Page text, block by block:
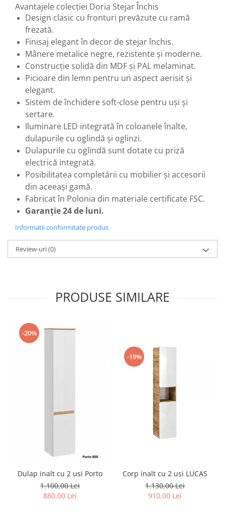
Avantajele colecției Doria Stejar Închis
Design clasic cu fronturi prevăzute cu ramă
frezată.
Finisaj elegant în decor de stejar închis.
Mânere metalice negre, rezistente și moderne.
Construcție solidă din MDF și PAL melaminat.
Picioare din lemn pentru un aspect aerisit și
elegant.
Sistem de închidere soft-close pentru uși și
sertare.
Iluminare LED integrată în coloanele înalte,
dulapurile cu oglindă și oglinzi.
Dulapurile cu oglindă sunt dotate cu priză
electrică integrată.
Posibilitatea completării cu mobilier și accesorii
din aceeași gamă.
Fabricat în Polonia din materiale certificate FSC.
Garanție 24 de luni.
Informatii conformitate produs
Review-uri(0)
PRODUSE SIMILARE
-20%
Dulap inalt cu 2 usi Porto
1.100,00 Lei
880,00 Lei
-19%
Corp inalt cu 2 usi LUCAS
1.130,00 Lei
910,00 Lei